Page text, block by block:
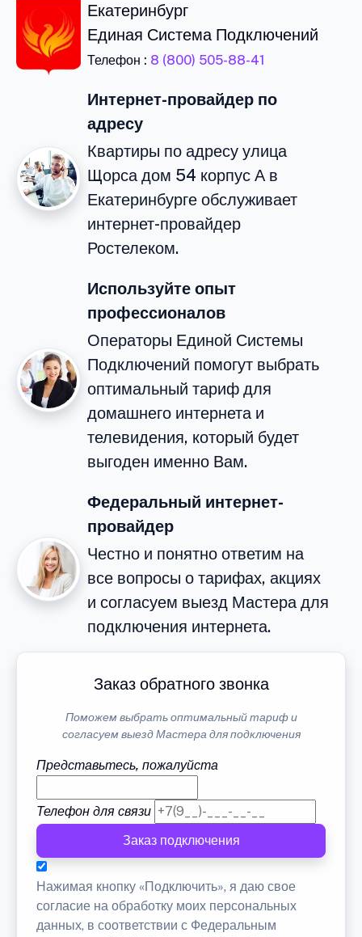
Екатеринбург
Единая Система Подключений
Телефон : 8 (800) 505-88-41
Интернет-провайдер по
адресу
Квартиры по адресу улица
Щорса дом 54 корпус А в
Екатеринбурге обслуживает
интернет-провайдер
Ростелеком.
Используйте опыт
профессионалов
Операторы Единой Системы
Подключений помогут выбрать
оптимальный тариф для
домашнего интернета и
телевидения, который будет
выгоден именно Вам.
Федеральный интернет-
провайдер
Честно и понятно ответим на
все вопросы о тарифах, акциях
и согласуем выезд Мастера для
подключения интернета.
Заказ обратного звонка
Поможем выбрать оптимальный тариф и
согласуем выезд Мастера для подключения
Представьтесь, пожалуйста
Телефон для связи
Заказ подключения
Нажимая кнопку «Подключить», я даю свое
согласие на обработку моих персональных
данных, в соответствии с Федеральным